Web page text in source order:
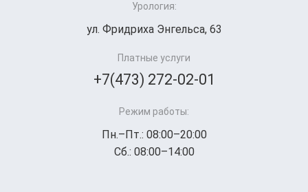
Урология:
ул. Фридриха Энгельса, 63
Платные услуги
+7(473) 272-02-01
Режим работы:
Пн.–Пт.: 08:00–20:00
Сб.: 08:00–14:00